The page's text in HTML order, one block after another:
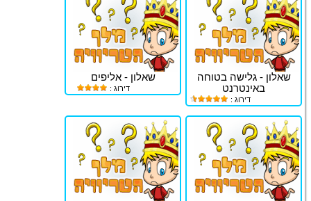
שאלון - גלישה בטוחה
באינטרנט
דירוג :
שאלון - אליפים
דירוג :